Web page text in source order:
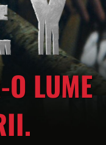
LUME